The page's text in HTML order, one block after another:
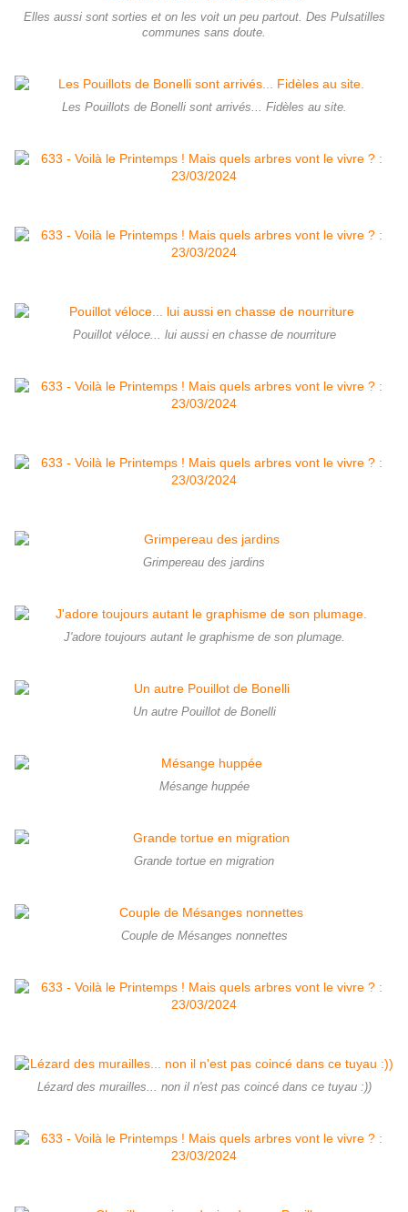
Elles aussi sont sorties et on les voit un peu partout. Des Pulsatilles
communes sans doute.
Les Pouillots de Bonelli sont arrivés... Fidèles au site.
Pouillot véloce... lui aussi en chasse de nourriture
Grimpereau des jardins
J'adore toujours autant le graphisme de son plumage.
Un autre Pouillot de Bonelli
Mésange huppée
Grande tortue en migration
Couple de Mésanges nonnettes
Lézard des murailles... non il n'est pas coincé dans ce tuyau :))